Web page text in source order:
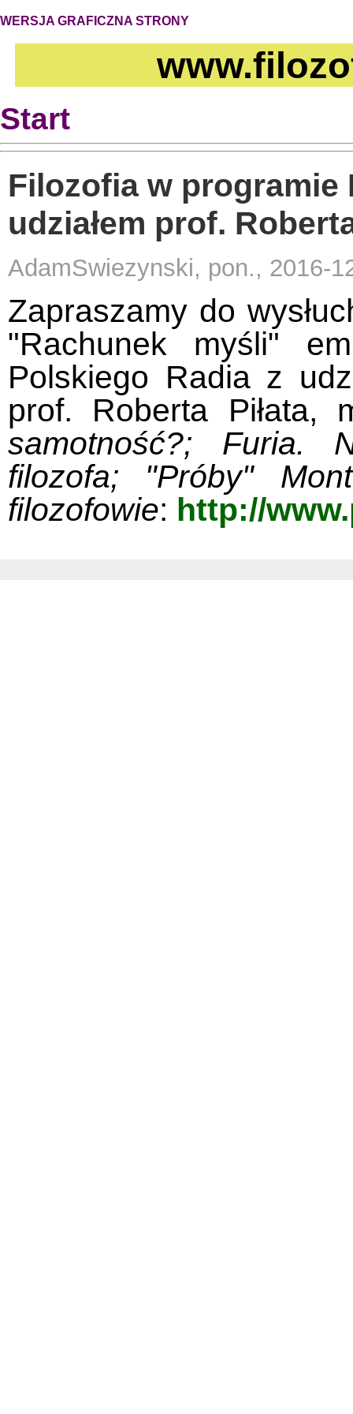
WERSJA GRAFICZNA STRONY
Start
Filozofia w programie
udziałem prof.
AdamSwiezynski, pon., 2016-
Zapraszamy do
"Rachunek myśli"
Polskiego Radia z
prof. Roberta Piłata,
samotność?; Furia.
filozofa; "Próby"
filozofowie: http://